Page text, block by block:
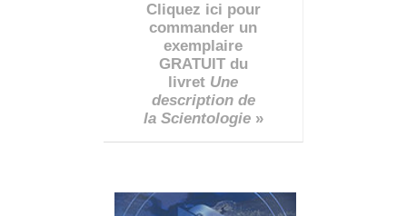
Cliquez ici pour
commander un
exemplaire
GRATUIT du
livret Une
description de
la Scientologie»